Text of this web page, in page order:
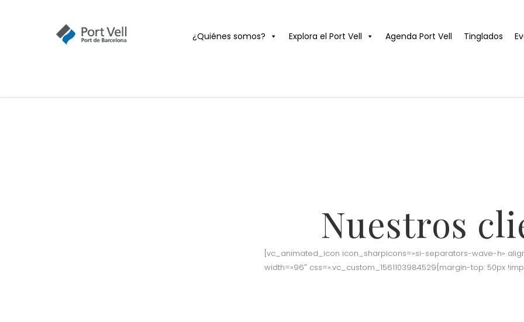
¿Quiénes somos? Explora el Port Vell Agenda Port Vell Tinglados
Nuestros
[vc_animated_icon icon_sharpicons=»si-separators-wave-h»
width=»96″ css=».vc_custom_1561103984529{margin-top: 50px